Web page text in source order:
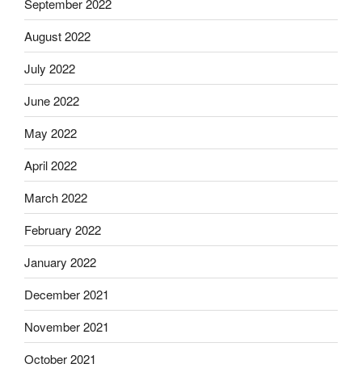
August 2022
July 2022
June 2022
May 2022
April 2022
March 2022
February 2022
January 2022
December 2021
November 2021
October 2021